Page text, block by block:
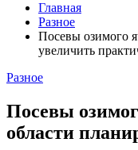
Главная
Разное
Посевы озимого
увеличить
Разное
Посевы
области